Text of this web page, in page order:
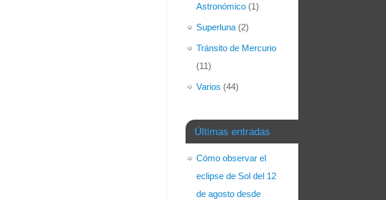
Astronómico (1)
Superluna (2)
Tránsito de Mercurio
(11)
Varios (44)
Últimas entradas
Cómo observar el
eclipse de Sol del 12
de agosto desde